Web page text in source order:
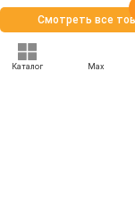
Смотреть все
Каталог Max